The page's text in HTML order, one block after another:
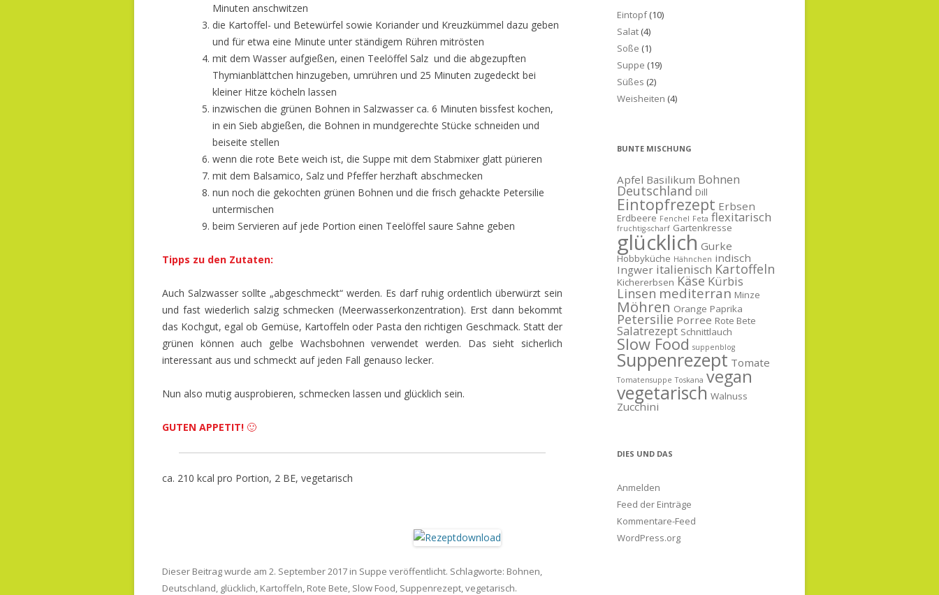
Minuten anschwitzen
die Kartoffel- und Betewürfel sowie Koriander und Kreuzkümmel dazu geben
und für etwa eine Minute unter ständigem Rühren mitrösten
mit dem Wasser aufgießen, einen Teelöffel Salz und die abgezupften
Thymianblättchen hinzugeben, umrühren und 25 Minuten zugedeckt bei
kleiner Hitze köcheln lassen
inzwischen die grünen Bohnen in Salzwasser ca. 6 Minuten bissfest kochen,
in ein Sieb abgießen, die Bohnen in mundgerechte Stücke schneiden und
beiseite stellen
wenn die rote Bete weich ist, die Suppe mit dem Stabmixer glatt pürieren
mit dem Balsamico, Salz und Pfeffer herzhaft abschmecken
nun noch die gekochten grünen Bohnen und die frisch gehackte Petersilie
untermischen
beim Servieren auf jede Portion einen Teelöffel saure Sahne geben
Tipps zu den Zutaten:
Auch Salzwasser sollte „abgeschmeckt“ werden. Es darf ruhig ordentlich überwürzt sein
und fast wiederlich salzig schmecken (Meerwasserkonzentration). Erst dann bekommt
das Kochgut, egal ob Gemüse, Kartoffeln oder Pasta den richtigen Geschmack. Statt der
grünen können auch gelbe Wachsbohnen verwendet werden. Das sieht sicherlich
interessant aus und schmeckt auf jeden Fall genauso lecker.
Nun also mutig ausprobieren, schmecken lassen und glücklich sein.
GUTEN APPETIT! 🙂
ca. 210 kcal pro Portion, 2 BE, vegetarisch
Dieser Beitrag wurde am 2. September 2017 in Suppe veröffentlicht. Schlagworte: Bohnen,
Deutschland, glücklich, Kartoffeln, Rote Bete, Slow Food, Suppenrezept,vegetarisch.
Eintopf(10)
Salat(4)
Soße (1)
Suppe (19)
Süßes (2)
Weisheiten (4)
BUNTE MISCHUNG
Apfel Basilikum Bohnen
Deutschland Dill
Eintopfrezept Erbsen
Erdbeere Fenchel Feta flexitarisch
fruchtig-scharf Gartenkresse
glücklich Gurke
Hobbyküche Hähnchen indisch
Ingwer italienisch Kartoffeln
Kichererbsen Käse Kürbis
Linsen mediterran Minze
Möhren Orange Paprika
Petersilie Porree Rote Bete
Salatrezept Schnittlauch
Slow Food suppenblog
Suppenrezept Tomate
Tomatensuppe Toskana vegan
vegetarisch Walnuss
Zucchini
DIES UND DAS
Anmelden
Feed der Einträge
Kommentare-Feed
WordPress.org